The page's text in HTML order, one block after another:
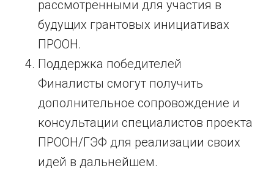
рассмотренными для участия в
будущих грантовых инициативах
ПРООН.
Поддержка победителей
Финалисты смогут получить
дополнительное сопровождение и
консультации специалистов проекта
ПРООН/ГЭФ для реализации своих
идей в дальнейшем.